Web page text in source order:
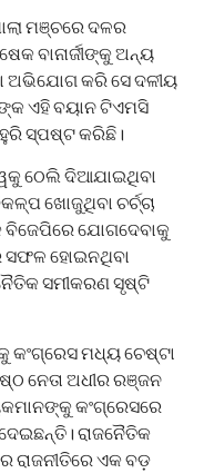
ମଞ୍ଚରେ ଦଳର
ବାନାର୍ଜୀଙ୍କୁ ଅନ୍ୟ
ଅଭିଯୋଗ କରି ସେ ଦଳୀୟ
ଏହି ବୟାନ ଟିଏମସି
ସ୍ପଷ୍ଟ କରିଛି।
ଠେଲି ଦିଆଯାଇଥିବା
ଖୋଜୁଥିବା ଚର୍ଚ୍ଚା
ବିଜେପିରେ ଯୋଗଦେବାକୁ
ହୋଇନଥିବା
ସମୀକରଣ ସୃଷ୍ଟି
କଂଗ୍ରେସ ମଧ୍ୟ ଚେଷ୍ଟା
ନେତା ଅଧୀର ରଞ୍ଜନ
କଂଗ୍ରେସରେ
ରାଜନୈତିକ
ଏକ ବଡ଼